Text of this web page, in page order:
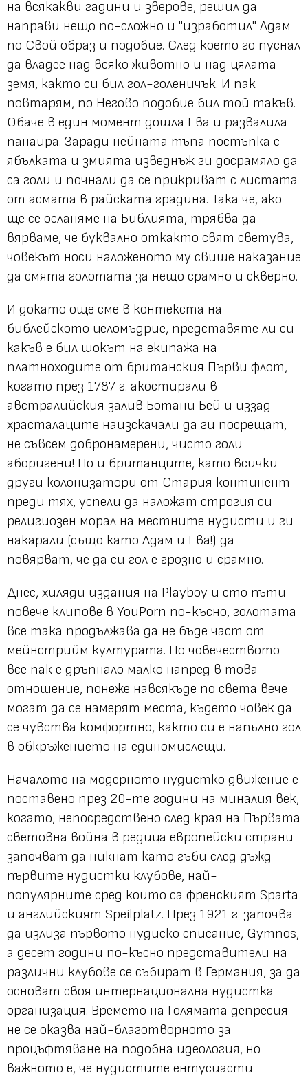
на всякакви гадини и зверове, решил да
направи нещо по-сложно и "изработил" Адам
по Свой образ и подобие. След което го пуснал
да владее над всяко животно и над цялата
земя, както си бил гол-голеничък. И пак
повтарям, по Негово подобие бил той такъв.
Обаче в един момент дошла Ева и развалила
панаира. Заради нейната тъпа постъпка с
ябълката и змията изведнъж ги досрамяло да
са голи и почнали да се прикриват с листата
от асмата в райската градина. Така че, ако
ще се осланяме на Библията, трябва да
вярваме, че буквално откакто свят светува,
човекът носи наложеното му свише наказание
да смята голотата за нещо срамно и скверно.
И докато още сме в контекста на
библейското целомъдрие, представяте ли си
какъв е бил шокът на екипажа на
платноходите от британския Първи флот,
когато през 1787 г. акостирали в
австралийския залив Ботани Бей и иззад
храсталаците наизскачали да ги посрещат,
не съвсем добронамерени, чисто голи
аборигени! Но и британците, като всички
други колонизатори от Стария континент
преди тях, успели да наложат строгия си
религиозен морал на местните нудисти и ги
накарали (също като Адам и Ева!) да
повярват, че да си гол е грозно и срамно.
Днес, хиляди издания на Playboy и сто пъти
повече клипове в YouPorn по-късно, голотата
все така продължава да не бъде част от
мейнстрийм културата. Но човечеството
все пак е дръпнало малко напред в това
отношение, понеже навсякъде по света вече
могат да се намерят места, където човек да
се чувства комфортно, както си е напълно гол
в обкръжението на единомислещи.
Началото на модерното нудистко движение е
поставено през 20-те години на миналия век,
когато, непосредствено след края на Първата
световна война в редица европейски страни
започват да никнат като гъби след дъжд
първите нудистки клубове, най-
популярните сред които са френският Sparta
и английският Speilplatz. През 1921 г. започва
да излиза първото нудиско списание, Gymnos,
a десет години по-късно представители на
различни клубове се събират в Германия, за да
основат своя интернационална нудистка
организация. Времето на Голямата депресия
не се оказва най-благотворното за
процъфтяване на подобна идеология, но
важното е, че нудистите ентусиасти